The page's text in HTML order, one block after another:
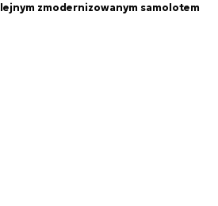
zmodernizowanym samolotem